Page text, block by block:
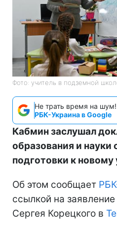
Фото: учитель в подземной
Не трать время на шум!
РБК-Украина в Google
Кабмин заслушал
образования и науки
подготовки к новому
Об этом сообщает
ссылкой на
Сергея Корецкого в